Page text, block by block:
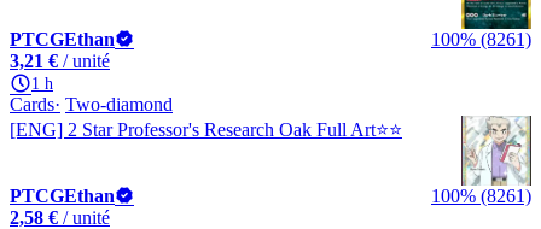
PTCGEthan
100% (8261)
3,21 € / unité
1 h
Cards Two-diamond
[ENG] 2 Star Professor's Research Oak Full Art⭐️⭐️
PTCGEthan
100% (8261)
2,58 € / unité